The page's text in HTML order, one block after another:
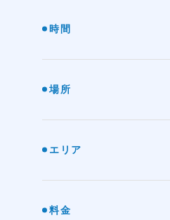
時間
場所
エリア
料金